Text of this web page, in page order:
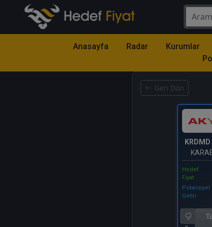
Anasayfa Radar Kurumlar
Geri Dön
KRDMD
Hedef
Fiyat
Potansiyel
Getiri